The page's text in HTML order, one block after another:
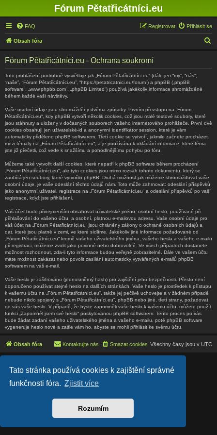
Tato stránka používá cookies k zajištění správné
funkčnosti fóra. Zjistit více
Rozumím
Fórum Pětatřicátníci.eu
FAQ Přihlásit se
Registrovat
Obsah fóra
Fórum Pětatřicátníci.eu - Ochrana soukromí
Toto prohlášení podrobně vysvětluje jak „Fórum Pětatřicátníci.eu“ (dále jen “my”, “nás”,
“naše”, “Fórum Pětatřicátníci.eu”, “https://petatricatnici.eu/forum”) a phpBB („phpBB
software“, „www.phpbb.com“, „phpBB Limited“) používá jakékoliv informace shromážděné
během každé vaší návštěvy.
Vaše osobní údaje jsou shromážděny dvěma způsoby. Prvním při vstupu na „Fórum
Pětatřicátníci.eu“, kdy phpBB vytvoří několik cookies, což jsou malé textové soubory, které
jsou stáhnuty a uloženy v dočasných souborech vašeho internetového prohlížeče. První dvě
cookies obsahují jen uživatelské-id a anonymní identifikátor session, které je vám
automaticky přiděleno phpBB softwarem. Třetí cookie se vytvoří, jakmile začnete procházet
mezi tématy na „Fórum Pětatřicátníci.eu“, a je používána k ukládání informace, které téma
jste již přečetli, což vede k snažšímu a pohodlnějšímu pohybu po fóru.
Můžeme také vytvořit další cookies, které nepatří k phpBB software během procházení
„Fórum Pětatřicátníci.eu“, ale tyto cookies jsou mimo rozsah tohoto dokumentu, který se
zaobírá jen soubory, které vytvořilo phpBB. Druhá možnost jak můžeme shromažďovat vaše
osobní údaje, je vaše odeslání těchto údajů nám. Toto může zahrnovat: odeslání příspěvků
jako anonymní uživatel, registrace na „Fórum Pětatřicátníci.eu“ a odeslání příspěvků po vaší
registrace, když jste přihlášeni.
Váš účet bude přinejmenším obsahovat uživatelské jméno, osobní heslo, používané při
přihlašování do vašeho účtu, a osobní, platnou e-mailovou adresu. Vaše osobní údaje pro
váš účet na „Fórum Pětatřicátníci.eu“ jsou chráněny zákony o ochraně osobních údajů a
dat, které jsou platné v zemi, ve které sídlíme. Jakékoliv jiné informace požadované od
„Fórum Pětatřicátníci.eu“ kromě vašeho uživatelského jména, vašeho hesla a vašeho e-mailu
při registraci, můžeme zvolit jako povinné nebo dobrovolné. Ve všech případech dostanete
možnost rozhodnout, zda-li tyto informace budou veřejně zobrazitelné. Dále ve vašem účtu
máte možnost zakázat nebo povolit zasílání automaticky vytvářených e-mailů phpBB
softwarem na váš e-mail.
Vaše heslo je zašifrováno (jednosměrný hash) pro zajištění jeho bezpečnosti. Přesto není
doporučeno používat stejné heslo na dalších stránkách. Vaše heslo je prostředek k přístupu
k vašemu účtu na „Fórum Pětatřicátníci.eu“, takže jej pečlivě uchovejte a v žádném případě
nebude nikdo spojený s „Fórum Pětatřicátníci.eu“, phpBB nebo jiné, třetí strany, požadovat
od vás vaše heslo. V případě, že byste zapomněli vaše heslo k vašemu účtu, můžete použít
funkci „Zapomněl jsem své heslo“ poskytovanou phpBB softwarem. Tento proces po vás
bude žádat zadaní vašeho uživatelského jména a vašeho e-mailu, poté phpBB software
vygeneruje heslo nové a zašle vám ho, abyste se mohli přihlásit ke svému účtu.
Obsah fóra Všechny časy jsou v UTC
Smazat cookies
Kontaktujte nás
Co-Author: MannixMD
Český překlad –